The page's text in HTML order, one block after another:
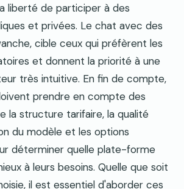
liberté de participer à des
et privées. Le chat avec des
cible ceux qui préfèrent les
et donnent la priorité à une
très intuitive. En fin de compte,
prendre en compte des
la structure tarifaire, la qualité
du modèle et les options
déterminer quelle plate-forme
à leurs besoins. Quelle que soit
il est essentiel d'aborder ces